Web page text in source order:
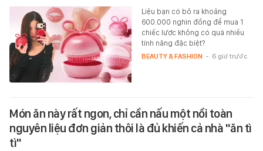
Liệu bạn có bỏ ra khoảng
600.000 nghìn đồng để mua 1
chiếc lược không có quá nhiều
tính năng đặc biệt?
BEAUTY & FASHION - 6 giờ trước
Món ăn này rất ngon, chỉ cần nấu một nồi toàn
nguyên liệu đơn giản thôi là đủ khiến cả nhà "ăn tì
tì"